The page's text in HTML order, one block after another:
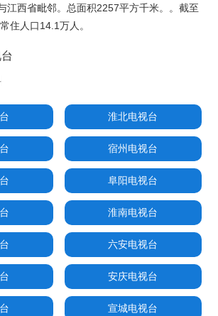
江西省毗邻。总面积2257平方千米。。截至
住人口14.1万人。
淮北电视台
宿州电视台
阜阳电视台
淮南电视台
六安电视台
安庆电视台
宣城电视台